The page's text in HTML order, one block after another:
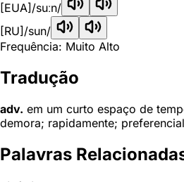
[EUA] /suːn/
[RU] /sun/
Frequência: Muito Alto
Tradução
adv. em um curto espaço de
demora; rapidamente;
Palavras